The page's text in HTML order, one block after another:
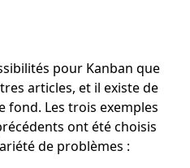
pour Kanban que
articles, et il existe de
fond. Les trois exemples
ont été choisis
de problèmes :